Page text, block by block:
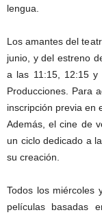
lengua.
Los amantes del
junio, y del estreno
a las 11:15, 12:15
Producciones. Para
inscripción previa en
Además, el cine de
un ciclo dedicado a
su creación.
Todos los miércoles
películas basadas